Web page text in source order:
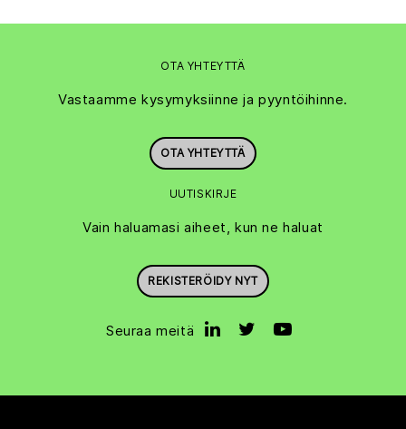
OTA YHTEYTTÄ
Vastaamme kysymyksiinne ja pyyntöihinne.
OTA YHTEYTTÄ
UUTISKIRJE
Vain haluamasi aiheet, kun ne haluat
REKISTERÖIDY NYT
Seuraa meitä